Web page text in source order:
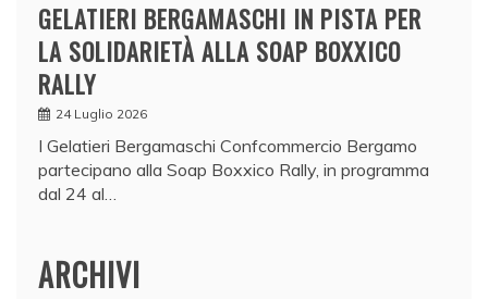
GELATIERI BERGAMASCHI IN PISTA PER
LA SOLIDARIETÀ ALLA SOAP BOXXICO
RALLY
24 Luglio 2026
I Gelatieri Bergamaschi Confcommercio Bergamo
partecipano alla Soap Boxxico Rally, in programma
dal 24 al…
ARCHIVI